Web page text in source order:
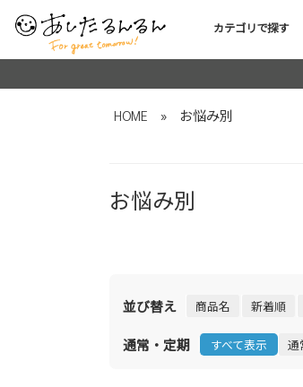
カテゴリで探す
HOME » お悩み別
お悩み別
並び替え 商品名 新着順
通常・定期 すべて表示 通